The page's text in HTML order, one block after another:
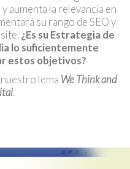
aumenta la relevancia en
su rango de SEO y
¿Es su Estrategia de
lo suficientemente
estos objetivos?
lema We Think and
.